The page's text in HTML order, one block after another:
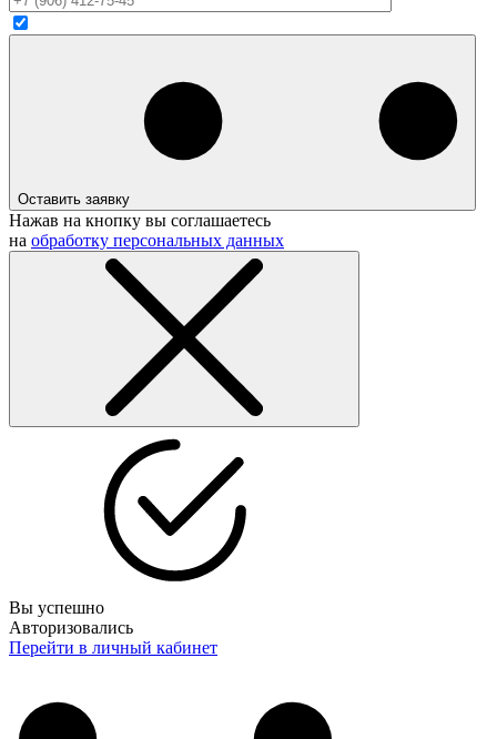
Оставить заявку
Нажав на кнопку вы соглашаетесь
на обработку персональных данных
Вы успешно
Авторизовались
Перейти в личный кабинет